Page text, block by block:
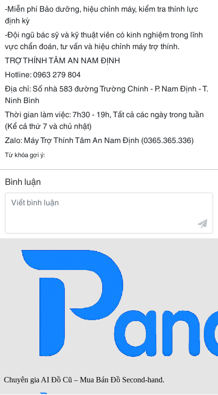
-Miễn phí Bảo dưỡng, hiệu chỉnh máy, kiểm tra thính lực
định kỳ
-Đội ngũ bác sỹ và kỹ thuật viên có kinh nghiệm trong lĩnh
vực chẩn đoán, tư vấn và hiệu chỉnh máy trợ thính.
TRỢ THÍNH TÂM AN NAM ĐỊNH
Hotline: 0963 279 804
Địa chỉ: Số nhà 583 đường Trường Chinh - P. Nam Định - T.
Ninh Bình
Thời gian làm việc: 7h30 - 19h, Tất cả các ngày trong tuần
(Kể cả thứ 7 và chủ nhật)
Zalo: Máy Trợ Thính Tâm An Nam Định (0365.365.336)
Từ khóa gợi ý:
Bình luận